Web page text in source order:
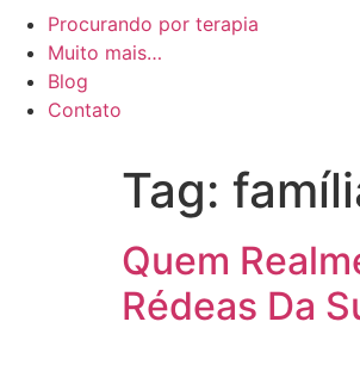
Procurando por terapia
Muito mais…
Blog
Contato
Tag:
Quem
Rédeas Da